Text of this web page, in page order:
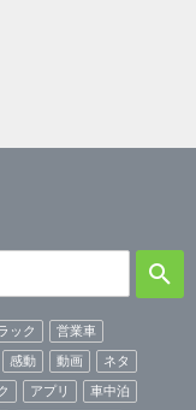
ック
営業車
感動 動画
ネタ
アプリ
車中泊